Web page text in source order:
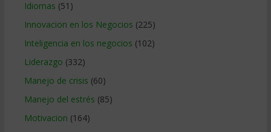
Idiomas (51)
Innovacion en los Negocios (225)
Inteligencia en los negocios (102)
Liderazgo (332)
Manejo de crisis (60)
Manejo del estrés (85)
Motivacion (164)